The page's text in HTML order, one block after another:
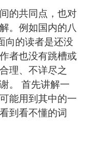
的共同点，也对
。例如国内的八
向的读者是还没
者也没有跳槽或
理、不详尽之
。 首先讲解一
能用到其中的一
到看不懂的词